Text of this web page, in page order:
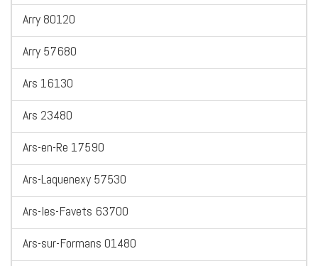
Arry 80120
Arry 57680
Ars 16130
Ars 23480
Ars-en-Re 17590
Ars-Laquenexy 57530
Ars-les-Favets 63700
Ars-sur-Formans 01480